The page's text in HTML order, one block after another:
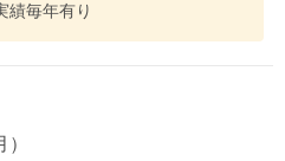
績毎年有り